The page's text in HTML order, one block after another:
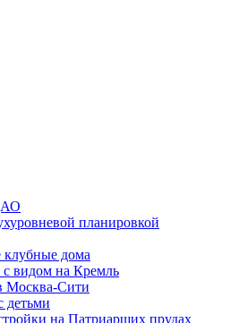
планировкой
дома
видом на Кремль
Москва-Сити
детьми
на Патриарших прудах